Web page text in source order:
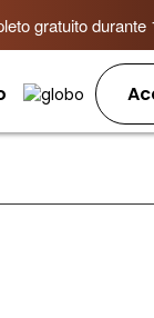
gratuito durante